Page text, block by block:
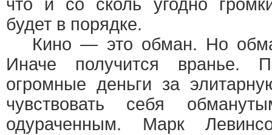
что и со сколь угодно
будет в порядке.
Кино — это обман. Но
Иначе получится вранье.
огромные деньги за
чувствовать себя
одураченным. Марк